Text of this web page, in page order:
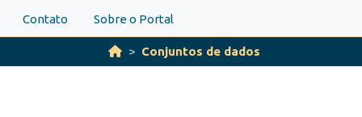
Contato Sobre o Portal
Conjuntos de dados